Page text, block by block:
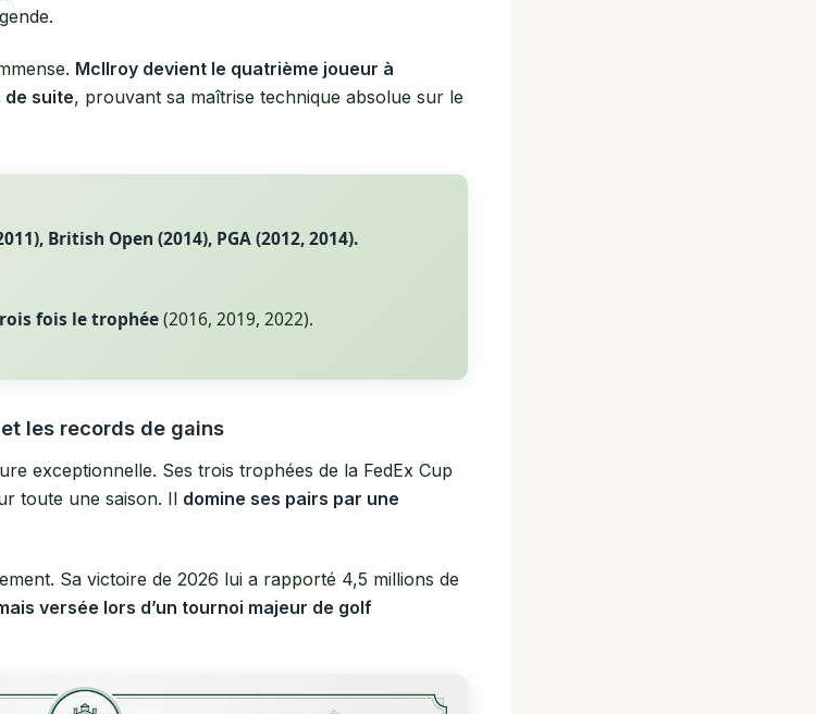
McIlroy devient le quatrième joueur à
suite, prouvant sa maîtrise technique absolue sur le
British Open (2014), PGA (2012, 2014).
fois le trophée(2016, 2019, 2022).
les records de gains
exceptionnelle. Ses trois trophées de la FedEx Cup
toute une saison. Il domine ses pairs par une
Sa victoire de 2026 lui a rapporté 4,5 millions de
versée lors d’un tournoi majeur de golf